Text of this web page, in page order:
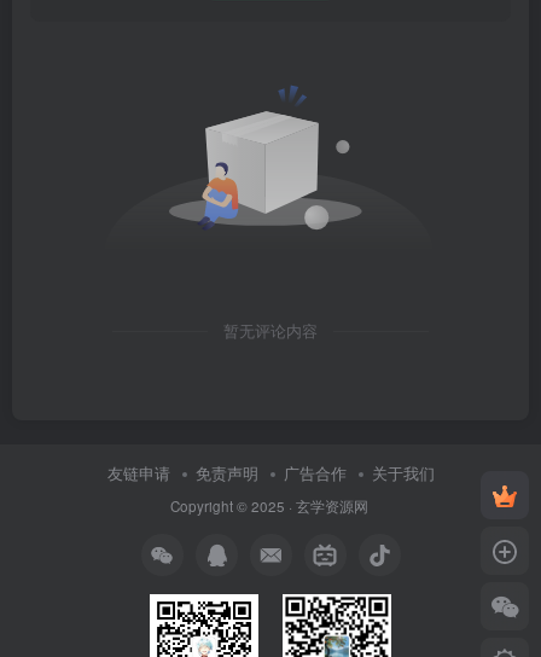
暂无评论内容
友链申请 免责声明 广告合作 关于我们
Copyright © 2025 · 玄学资源网